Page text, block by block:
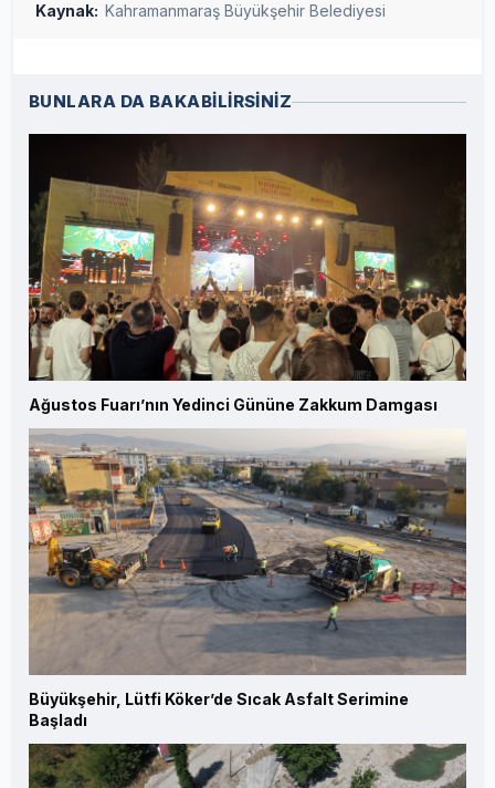
Kaynak: Kahramanmaraş Büyükşehir Belediyesi
BUNLARA DA BAKABİLİRSİNİZ
Ağustos Fuarı’nın Yedinci Gününe Zakkum Damgası
Büyükşehir, Lütfi Köker’de Sıcak Asfalt Serimine
Başladı